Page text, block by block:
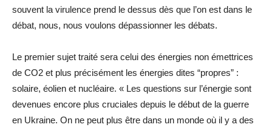
souvent la virulence prend le dessus dès que l’on est dans le
débat, nous, nous voulons dépassionner les débats.
Le premier sujet traité sera celui des énergies non émettrices
de CO2 et plus précisément les énergies dites “propres” :
solaire, éolien et nucléaire. « Les questions sur l’énergie sont
devenues encore plus cruciales depuis le début de la guerre
en Ukraine. On ne peut plus être dans un monde où il y a des